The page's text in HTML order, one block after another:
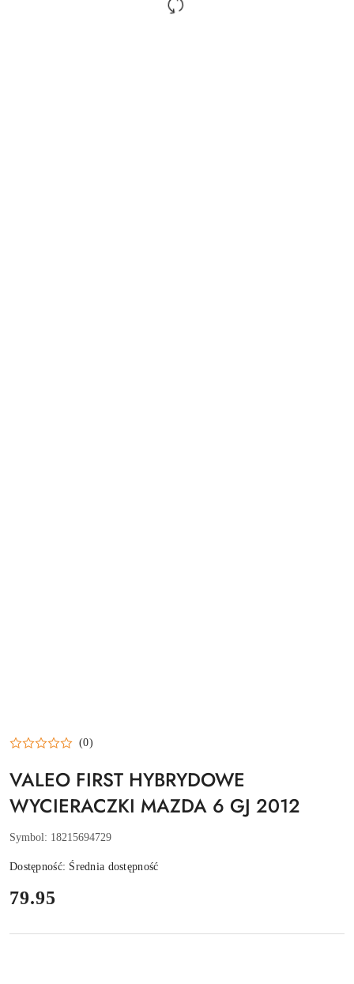
(0)
VALEO FIRST HYBRYDOWE
WYCIERACZKI MAZDA 6 GJ 2012
Symbol: 18215694729
Dostępność: Średnia dostępność
cena:
79.95